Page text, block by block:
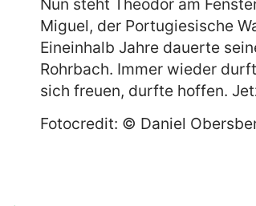
Miguel, der Portugiesische
Eineinhalb Jahre dauerte
Rohrbach. Immer wieder
sich freuen, durfte hoffen.
Fotocredit: © Daniel